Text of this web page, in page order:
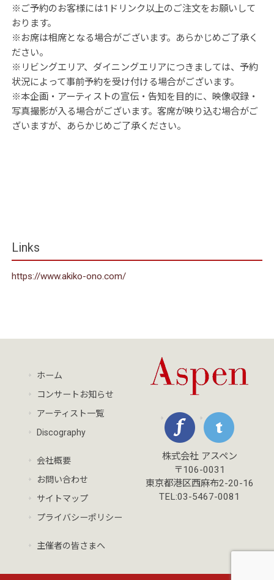
※ご予約のお客様には1ドリンク以上のご注文をお願いして
おります。
※お席は相席となる場合がございます。あらかじめご了承く
ださい。
※リビングエリア、ダイニングエリアにつきましては、予約
状況によって事前予約を受け付ける場合がございます。
※本企画・アーティストの宣伝・告知を目的に、映像収録・
写真撮影が入る場合がございます。客席が映り込む場合がご
ざいますが、あらかじめご了承ください。
Links
https://www.akiko-ono.com/
ホーム
コンサートお知らせ
アーティスト一覧
Discography
会社概要
お問い合わせ
サイトマップ
プライバシーポリシー
主催者の皆さまへ
株式会社 アスペン
〒106-0031
東京都港区西麻布2-20-16
TEL:03-5467-0081